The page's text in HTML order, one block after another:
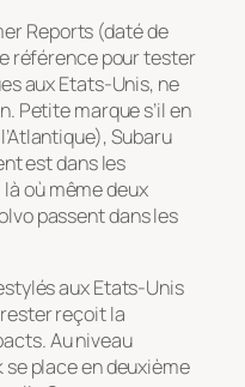
Reports (daté de
référence pour tester
aux Etats-Unis, ne
Petite marque s’il en
Subaru
est dans les
où même deux
passent dans les
aux Etats-Unis
reçoit la
Au niveau
place en deuxième